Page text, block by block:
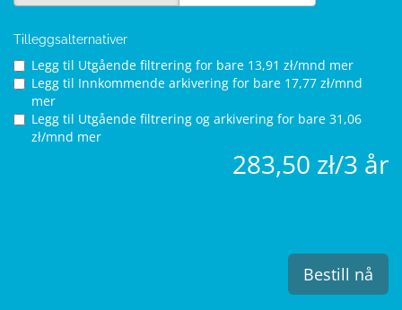
Tilleggsalternativer
Legg til Utgående filtrering for bare 13,91 zł/mnd mer
Legg til Innkommende arkivering for bare 17,77 zł/mnd
mer
Legg til Utgående filtrering og arkivering for bare 31,06
zł/mnd mer
283,50 zł/3 år
Bestill nå